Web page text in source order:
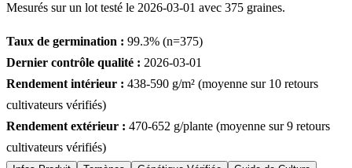
Mesurés sur un lot testé le 2026-03-01 avec 375 graines.
Taux de germination : 99.3% (n=375)
Dernier contrôle qualité : 2026-03-01
Rendement intérieur : 438-590 g/m² (moyenne sur 10 retours
cultivateurs vérifiés)
Rendement extérieur : 470-652 g/plante (moyenne sur9 retours
cultivateurs vérifiés)